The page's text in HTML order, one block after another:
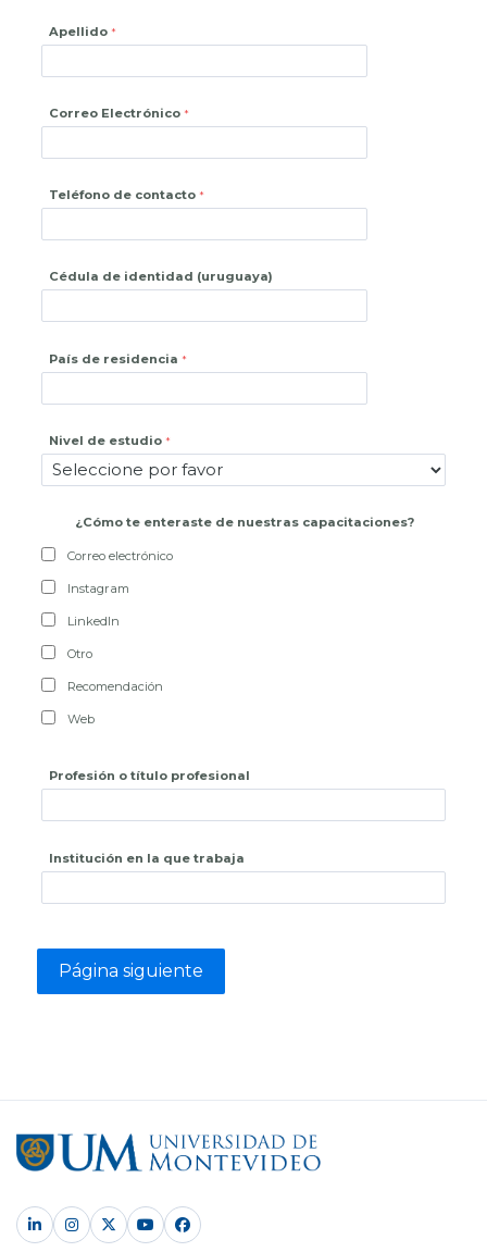
Apellido
Correo Electrónico
Teléfono de contacto
Cédula de identidad (uruguaya)
País de residencia
Nivel de estudio
¿Cómo te enteraste de nuestras capacitaciones?
Correo electrónico
Instagram
LinkedIn
Otro
Recomendación
Web
Profesión o título profesional
Institución en la que trabaja